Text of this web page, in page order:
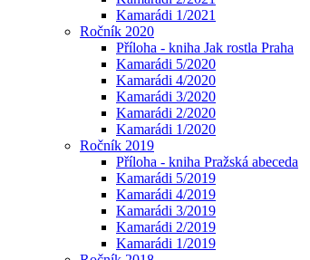
Kamarádi 1/2021
Ročník 2020
Příloha - kniha Jak rostla Praha
Kamarádi 5/2020
Kamarádi 4/2020
Kamarádi 3/2020
Kamarádi 2/2020
Kamarádi 1/2020
Ročník 2019
Příloha - kniha Pražská abeceda
Kamarádi 5/2019
Kamarádi 4/2019
Kamarádi 3/2019
Kamarádi 2/2019
Kamarádi 1/2019